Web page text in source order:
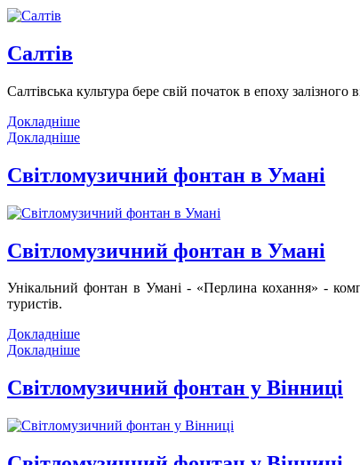
Салтів
Салтівська культура бере свій початок в епоху залізного
Докладніше
Докладніше
Світломузичний фонтан в Умані
Світломузичний фонтан в Умані
Унікальний фонтан в Умані - «Перлина кохання» -
туристів.
Докладніше
Докладніше
Світломузичний фонтан у Вінниці